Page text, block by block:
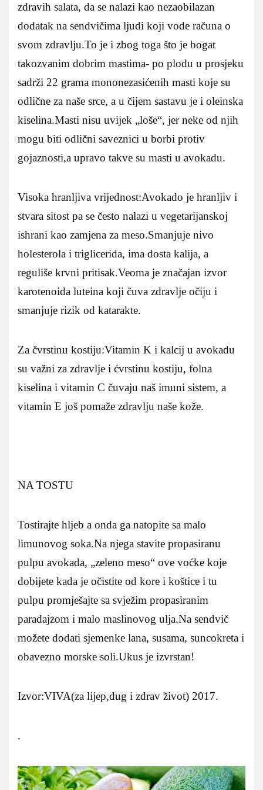
zdravih salata, da se nalazi kao nezaobilazan
dodatak na sendvičima ljudi koji vode računa o
svom zdravlju.To je i zbog toga što je bogat
takozvanim dobrim mastima- po plodu u prosjeku
sadrži 22 grama mononezasićenih masti koje su
odlične za naše srce, a u čijem sastavu je i oleinska
kiselina.Masti nisu uvijek „loše“, jer neke od njih
mogu biti odlični saveznici u borbi protiv
gojaznosti,a upravo takve su masti u avokadu.
Visoka hranljiva vrijednost:Avokado je hranljiv i
stvara sitost pa se često nalazi u vegetarijanskoj
ishrani kao zamjena za meso.Smanjuje nivo
holesterola i triglicerida, ima dosta kalija, a
reguliše krvni pritisak.Veoma je značajan izvor
karotenoida luteina koji čuva zdravlje očiju i
smanjuje rizik od katarakte.
Za čvrstinu kostiju:Vitamin K i kalcij u avokadu
su važni za zdravlje i ćvrstinu kostiju, folna
kiselina i vitamin C čuvaju naš imuni sistem, a
vitamin E još pomaže zdravlju naše kože.
NA TOSTU
Tostirajte hljeb a onda ga natopite sa malo
limunovog soka.Na njega stavite propasiranu
pulpu avokada, „zeleno meso“ ove voćke koje
dobijete kada je očistite od kore i koštice i tu
pulpu promješajte sa svježim propasiranim
paradajzom i malo maslinovog ulja.Na sendvič
možete dodati sjemenke lana, susama, suncokreta i
obavezno morske soli.Ukus je izvrstan!
Izvor:VIVA(za lijep,dug i zdrav život) 2017.
.